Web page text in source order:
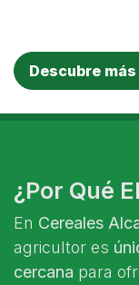
Descubre más
¿Por Qué
En Cereales
agricultor es
cercana para